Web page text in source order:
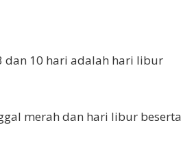
dan 10 hari adalah hari libur
merah dan hari libur beserta